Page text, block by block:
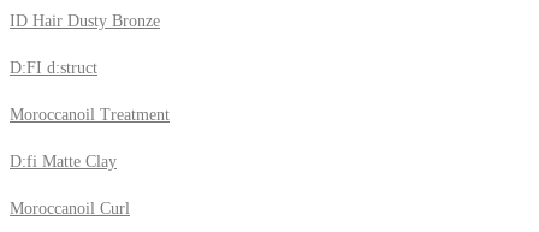
ID Hair Dusty Bronze
D:FI d:struct
Moroccanoil Treatment
D:fi Matte Clay
Moroccanoil Curl